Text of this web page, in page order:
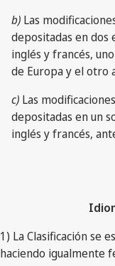
b) Las
depositadas en dos
inglés y francés,
de Europa y el otro
c) Las
depositadas en un
inglés y francés,
1) La Clasificación se
haciendo igualmente